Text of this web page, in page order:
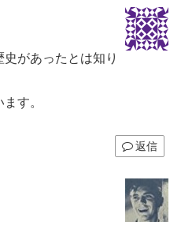
があったとは知り
す。
返信